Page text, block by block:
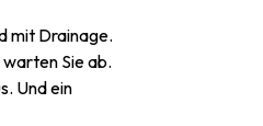
mit Drainage.
Sie ab.
Und ein